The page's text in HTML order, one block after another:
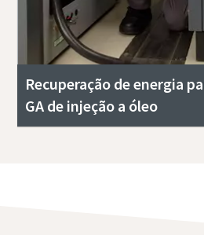
Recuperação de energia
GA de injeção a óleo